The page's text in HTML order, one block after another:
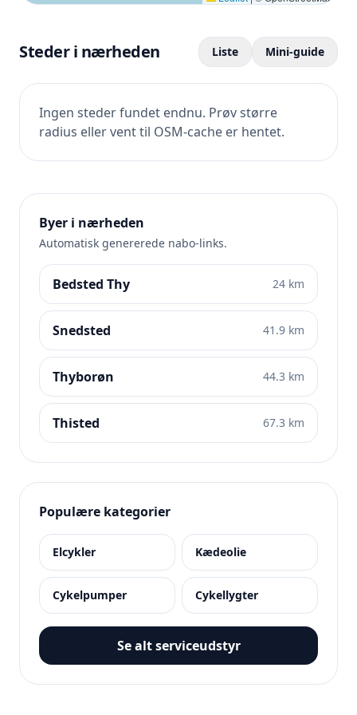
Steder i nærheden Liste Mini-guide
Ingen steder fundet endnu. Prøv større
radius eller vent til OSM-cache er hentet.
Byer i nærheden
Automatisk genererede nabo-links.
Bedsted Thy 24 km
Snedsted 41.9 km
Thyborøn 44.3 km
Thisted 67.3 km
Populære kategorier
Elcykler Kædeolie
Cykelpumper Cykellygter
Se alt serviceudstyr